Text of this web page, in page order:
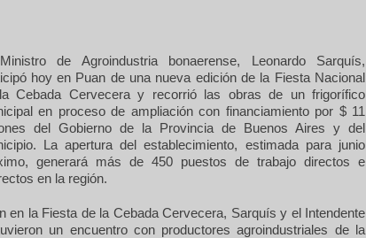
de Agroindustria bonaerense, Leonardo Sarquís,
hoy en Puan de una nueva edición de la Fiesta Nacional
Cebada Cervecera y recorrió las obras de un frigorífico
en proceso de ampliación con financiamiento por $ 11
del Gobierno de la Provincia de Buenos Aires y del
La apertura del establecimiento, estimada para junio
generará más de 450 puestos de trabajo directos e
en la región.
en la Fiesta de la Cebada Cervecera, Sarquís y el Intendente
un encuentro con productores agroindustriales de la